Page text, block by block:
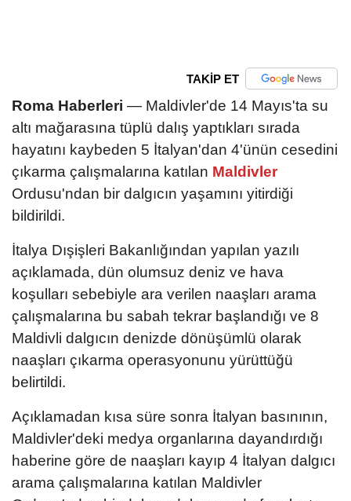
TAKİP ET
Roma Haberleri — Maldivler'de 14 Mayıs'ta su
altı mağarasına tüplü dalış yaptıkları sırada
hayatını kaybeden 5 İtalyan'dan 4'ünün cesedini
çıkarma çalışmalarına katılan Maldivler
Ordusu'ndan bir dalgıcın yaşamını yitirdiği
bildirildi.
İtalya Dışişleri Bakanlığından yapılan yazılı
açıklamada, dün olumsuz deniz ve hava
koşulları sebebiyle ara verilen naaşları arama
çalışmalarına bu sabah tekrar başlandığı ve 8
Maldivli dalgıcın denizde dönüşümlü olarak
naaşları çıkarma operasyonunu yürüttüğü
belirtildi.
Açıklamadan kısa süre sonra İtalyan basınının,
Maldivler'deki medya organlarına dayandırdığı
haberine göre de naaşları kayıp 4 İtalyan dalgıcı
arama çalışmalarına katılan Maldivler